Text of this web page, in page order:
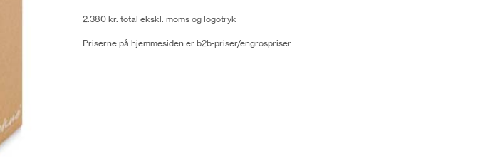
2.380 kr. total ekskl. moms og logotryk
Priserne på hjemmesiden er b2b-priser/engrospriser